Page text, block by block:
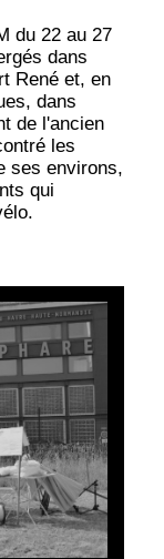
du 22 au 27
dans
René et, en
dans
de l'ancien
les
ses environs,
qui